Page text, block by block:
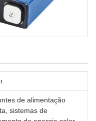
de alimentação
sistemas de